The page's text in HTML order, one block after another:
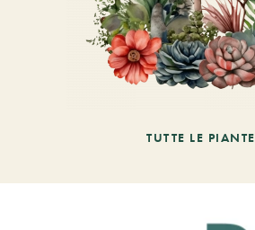
TUTTE LE PIANTE